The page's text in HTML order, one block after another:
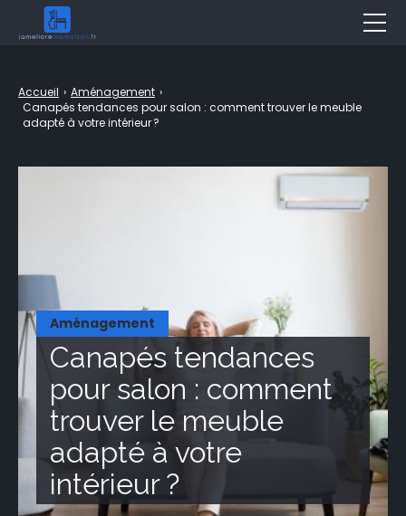
Aménagement
Canapés tendances
pour salon : comment
trouver le meuble
adapté à votre
intérieur ?
Accueil › Aménagement ›
Canapés tendances pour salon : comment trouver le meuble
adapté à votre intérieur ?
Jardin
Piscine & Spa
Assurance
Immobilier
CONTACT